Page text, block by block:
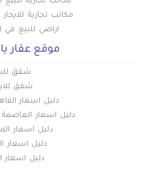
مكاتب تجارية
اراضي للبيع في
موقع عقار
شقق
شقق
دليل اسعار
دليل اسعار العاصمة
دليل اسعار
دليل اسعار
دليل اسعار